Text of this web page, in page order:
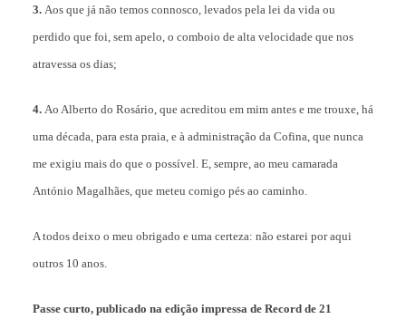
3.Aos que já não temos connosco, levados pela lei da vida ou
perdido que foi, sem apelo, o comboio de alta velocidade que nos
atravessa os dias;
4.Ao Alberto do Rosário, que acreditou em mim antes e me trouxe, há
uma década, para esta praia, e à administração da Cofina, que nunca
me exigiu mais do que o possível. E, sempre, ao meu camarada
António Magalhães, que meteu comigo pés ao caminho.
A todos deixo o meu obrigado e uma certeza: não estarei por aqui
outros 10 anos.
Passe curto, publicado na edição impressa de Record de 21